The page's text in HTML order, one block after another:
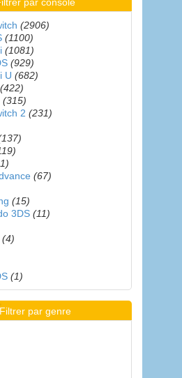
(2906)
(1100)
(1081)
(929)
U (682)
(422)
(315)
2 (231)
(67)
(15)
3DS (11)
(4)
(1)
Filtrer par genre